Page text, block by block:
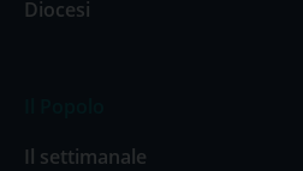
Diocesi
Il settimanale